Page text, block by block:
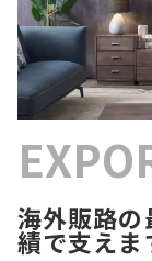
海外販路
績で支えま